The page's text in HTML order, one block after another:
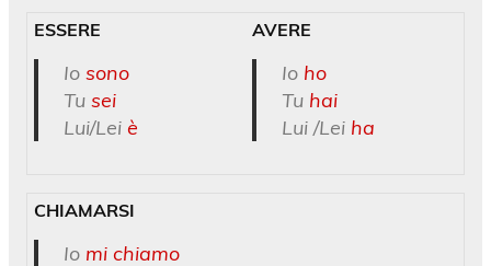
ESSERE
Io sono
Tu sei
Lui/Lei è
AVERE
Io ho
Tu hai
Lui /Lei ha
CHIAMARSI
Io mi chiamo